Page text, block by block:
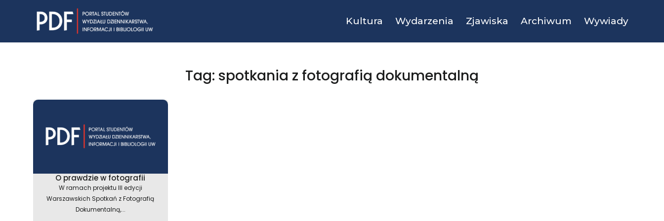
Kultura Wydarzenia Zjawiska Archiwum Wywiady
Tag: spotkania z fotografią dokumentalną
O prawdzie w fotografii
W ramach projektu III edycji
Warszawskich Spotkań z Fotografią
Dokumentalną,...